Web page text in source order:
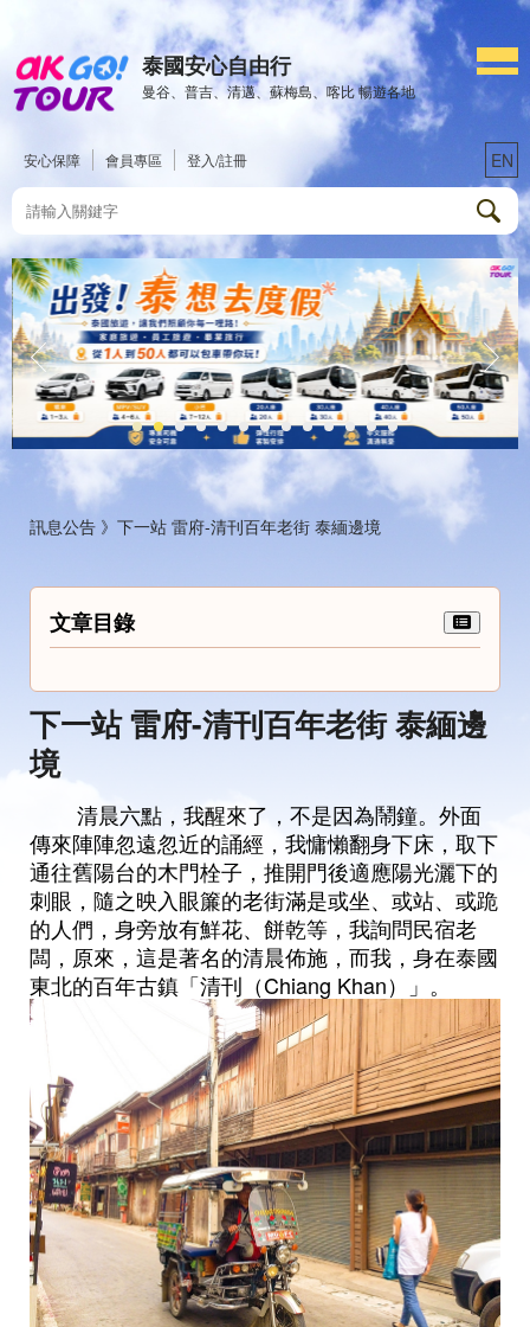
泰國安心自由行
曼谷、普吉、清邁、蘇梅島、喀比 暢遊各地
安心保障 會員專區 登入/註冊 EN
訊息公告 》 下一站 雷府-清刊百年老街 泰緬邊境
文章目錄
下一站 雷府-清刊百年老街 泰緬邊
境
清晨六點，我醒來了，不是因為鬧鐘。外面
傳來陣陣忽遠忽近的誦經，我慵懶翻身下床，取下
通往舊陽台的木門栓子，推開門後適應陽光灑下的
刺眼，隨之映入眼簾的老街滿是或坐、或站、或跪
的人們，身旁放有鮮花、餅乾等，我詢問民宿老
闆，原來，這是著名的清晨佈施，而我，身在泰國
東北的百年古鎮「清刊（Chiang Khan）」。